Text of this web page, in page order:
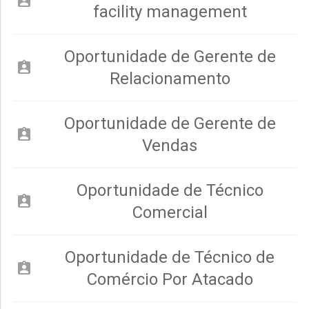
facility management
assignment_ind
Oportunidade de Gerente de
Relacionamento
assignment_ind
Oportunidade de Gerente de
Vendas
assignment_ind
Oportunidade de Técnico
Comercial
assignment_ind
Oportunidade de Técnico de
Comércio Por Atacado